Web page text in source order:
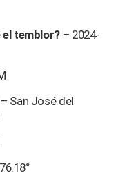
el temblor? – 2024-
San José del